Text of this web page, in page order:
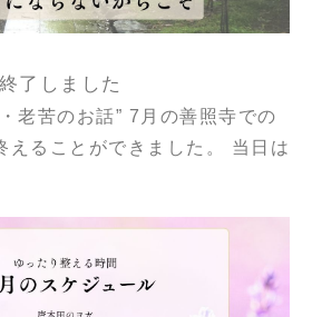
了しました
老苦のお話” 7月の善照寺での
えることができました。 当日は